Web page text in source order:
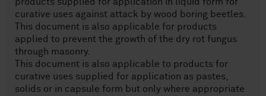
products supplied for application in liquid form for
curative uses against attack by wood boring beetles.
This document is also applicable for products
applied to prevent the growth of the dry rot fungus
through masonry.
This document is also applicable to products for
curative uses supplied for application as pastes,
solids or in capsule form but only where appropriate